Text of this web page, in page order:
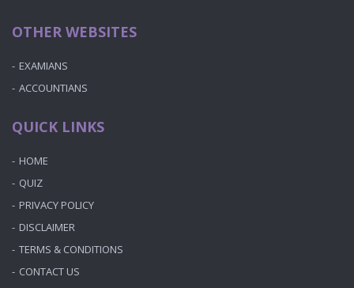
OTHER WEBSITES
EXAMIANS
ACCOUNTIANS
QUICK LINKS
HOME
QUIZ
PRIVACY POLICY
DISCLAIMER
TERMS & CONDITIONS
CONTACT US